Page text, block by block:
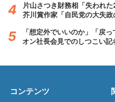
片山さつき財務相「失われ
芥川賞作家「自民党の大失政
「想定外でいいのか」「戻
オン社長会見でのしつこい記
コンテンツ